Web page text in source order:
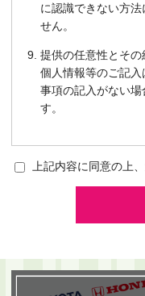
に認識できない方
せん。
提供の任意性とその
個人情報等のご記
事項の記入がない
す。
上記内容に同意の上